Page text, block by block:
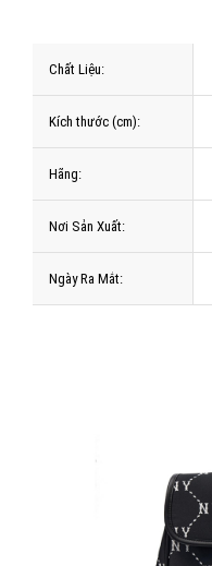
Chất Liệu:
Kích thước (cm):
Hãng:
Nơi Sản Xuất:
Ngày Ra Mắt: